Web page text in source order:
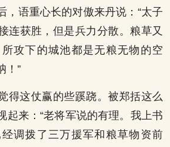
，语重心长的对傲来丹说：“太子
连获胜，但是兵力分散。粮草又
攻下的城池都是无粮无物的空
！”
得这仗赢的些蹊跷。被郑括这么
起来：“老将军说的有理。我上书
调拨了三万援军和粮草物资前